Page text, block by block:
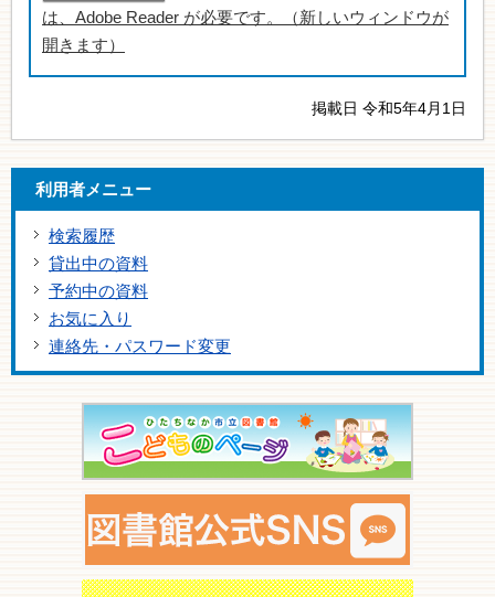
は、Adobe Reader が必要です。（新しいウィンドウが
開きます）
掲載日 令和5年4月1日
利用者メニュー
検索履歴
貸出中の資料
予約中の資料
お気に入り
連絡先・パスワード変更